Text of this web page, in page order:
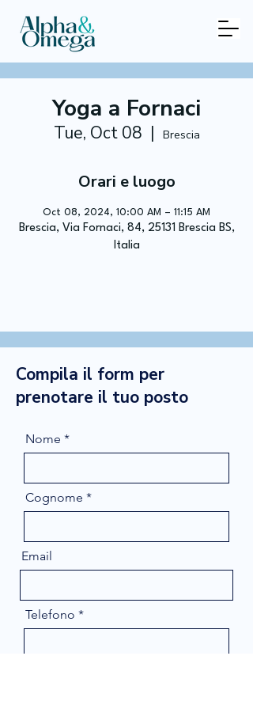
Yoga a Fornaci
Tue, Oct 08
  |
Brescia
Orari e luogo
Oct 08, 2024, 10:00 AM – 11:15 AM
Brescia, Via Fornaci, 84, 25131 Brescia BS,
Italia
Compila il form per
prenotare il tuo posto
Nome
Cognome
Email
Telefono